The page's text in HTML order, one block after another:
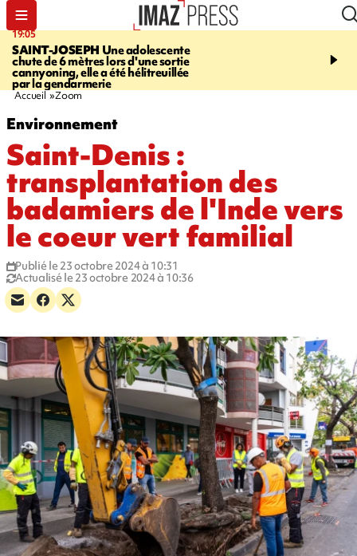
19:05
SAINT-JOSEPH Une adolescente
chute de 6 mètres lors d'une sortie
cannyoning, elle a été hélitreuillée
par la gendarmerie
20:44
rouée de coups,
Accueil Zoom
Environnement
Saint-Denis :
transplantation des
badamiers de l'Inde vers
le coeur vert familial
Publié le 23 octobre 2024 à 10:31
Actualisé le 23 octobre 2024 à 10:36